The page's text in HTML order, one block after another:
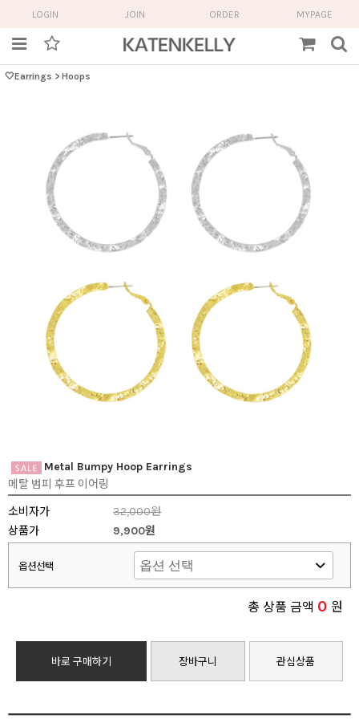
LOGIN JOIN ORDER MYPAGE
🤍Earrings > Hoops
Metal Bumpy Hoop Earrings
메탈 범피 후프 이어링
소비자가
32,000원
상품가
9,900원
옵션선택
총 상품 금액 0 원
바로 구매하기 장바구니 관심상품